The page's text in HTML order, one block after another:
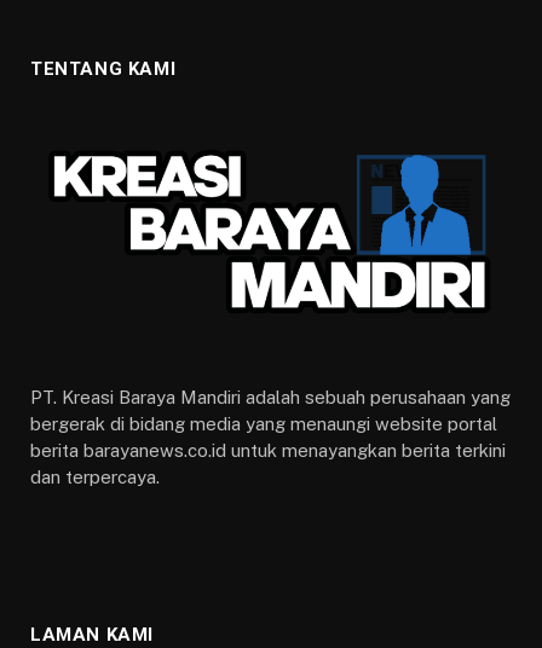
TENTANG KAMI
PT. Kreasi Baraya Mandiri adalah sebuah perusahaan yang
bergerak di bidang media yang menaungi website portal
berita barayanews.co.id untuk menayangkan berita terkini
dan terpercaya.
LAMAN KAMI